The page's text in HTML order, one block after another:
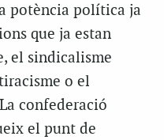
potència política ja
que ja estan
el sindicalisme
o el
confederació
el punt de